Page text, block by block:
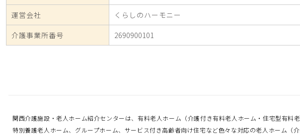
運営会社 くらしのハーモニー
介護事業所番号 2690900101
関西介護施設・老人ホーム紹介センターは、有料老人ホーム（介護付き有料老人ホーム・住宅型有料
特別養護老人ホーム、グループホーム、サービス付き高齢者向け住宅など色々な対応の老人ホーム（